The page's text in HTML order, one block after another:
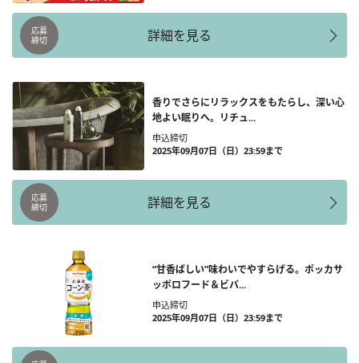
詳細を見る
応募
締切
香りでさらにリラックスをもたらし、深い心
地よい眠りへ。リチュ...
申込締切
2025年09月07日（日）23:59まで
詳細を見る
応募
締切
“甘香ばしい”味わいでやすらげる。ポッカサ
ッポロフード＆ビバ...
申込締切
2025年09月07日（日）23:59まで